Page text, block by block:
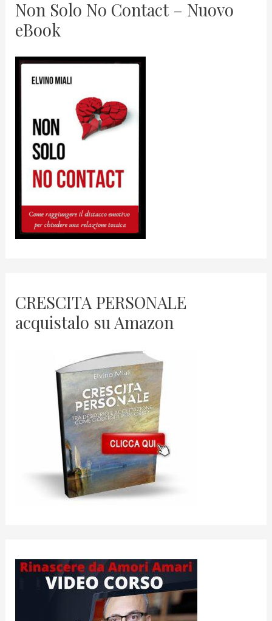
Non Solo No Contact – Nuovo
eBook
CRESCITA PERSONALE
acquistalo su Amazon